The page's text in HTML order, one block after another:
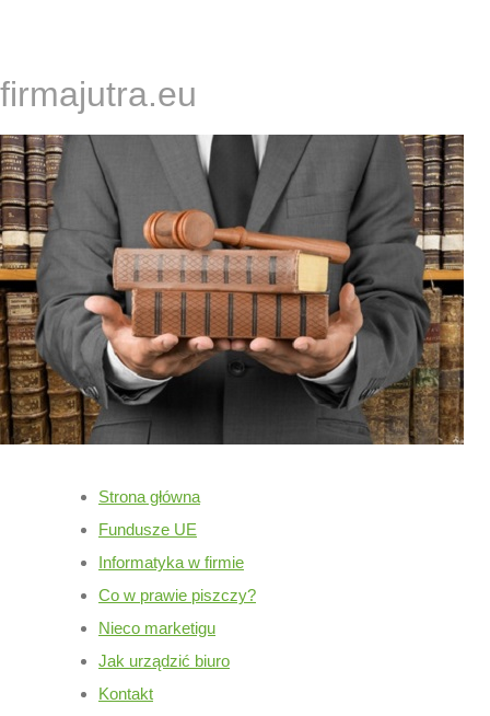
firmajutra.eu
Strona główna
Fundusze UE
Informatyka w firmie
Co w prawie piszczy?
Nieco marketigu
Jak urządzić biuro
Kontakt